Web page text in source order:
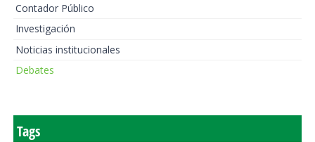
Contador Público
Investigación
Noticias institucionales
Debates
Tags